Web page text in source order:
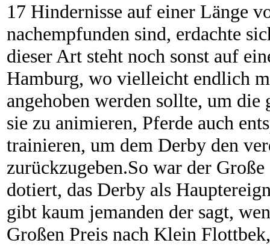
17 Hindernisse auf einer Länge
nachempfunden sind, erdachte
dieser Art steht noch sonst auf
Hamburg, wo vielleicht endlich
angehoben werden sollte, um
sie zu animieren, Pferde auch
trainieren, um dem Derby den
zurückzugeben.So war der
dotiert, das Derby als
gibt kaum jemanden der sagt,
Großen Preis nach Klein